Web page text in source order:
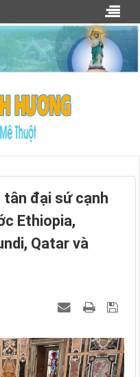
đại sứ cạnh
Ethiopia,
Qatar và